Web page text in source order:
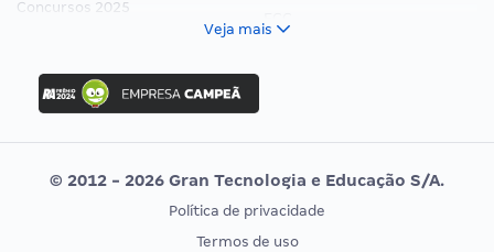
Concursos 2025
Concurso Ibama
Concurso MPU
Editais publicados
Vunesp
CONCURSOS POR PROFISSÃO
EXAME DE ORDEM
Veja mais
© 2012 - 2026 Gran Tecnologia e Educação S/A.
Política de privacidade
Termos de uso